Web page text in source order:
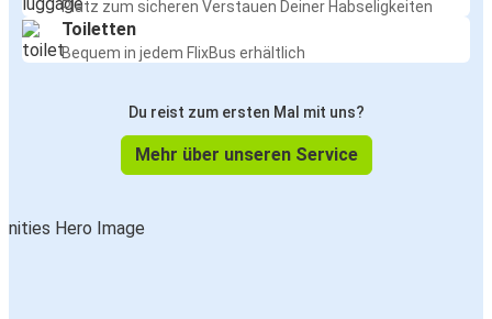
Platz zum sicheren Verstauen Deiner Habseligkeiten
Toiletten
Bequem in jedem FlixBus erhältlich
Du reist zum ersten Mal mit uns?
Mehr über unseren Service